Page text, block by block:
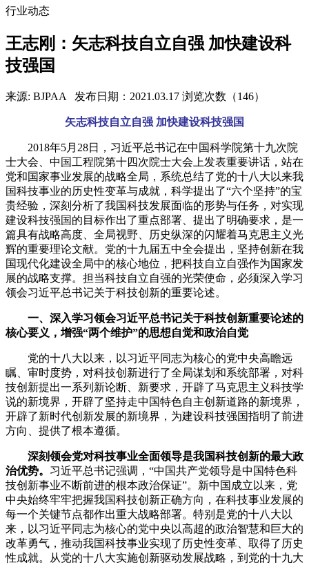
行业动态
王志刚：矢志科技自立自强 加快建设科
技强国
来源: BJPAA 发布日期：2021.03.17 浏览次数（146）
矢志科技自立自强 加快建设科技强国
2018年5月28日，习近平总书记在中国科学院第十九次院
士大会、中国工程院第十四次院士大会上发表重要讲话，站在
党和国家事业发展的战略全局，系统总结了党的十八大以来我
国科技事业的历史性变革与成就，科学提出了“六个坚持”的宝
贵经验，深刻分析了我国科技发展面临的形势与任务，对实现
建设科技强国的目标作出了重点部署、提出了明确要求，是一
篇具有战略高度、全局视野、历史纵深的闪耀着马克思主义光
辉的重要理论文献。党的十九届五中全会提出，坚持创新在我
国现代化建设全局中的核心地位，把科技自立自强作为国家发
展的战略支撑。担当科技自立自强的光荣使命，必须深入学习
领会习近平总书记关于科技创新的重要论述。
一、深入学习领会习近平总书记关于科技创新重要论述的
核心要义，增强“两个维护”的思想自觉和政治自觉
党的十八大以来，以习近平同志为核心的党中央高瞻远
瞩、审时度势，对科技创新进行了全局谋划和系统部署，对科
技创新提出一系列新论断、新要求，开辟了马克思主义科技学
说的新境界，开辟了坚持走中国特色自主创新道路的新境界，
开辟了新时代创新发展的新境界，为建设科技强国指明了前进
方向、提供了根本遵循。
深刻领会党对科技事业全面领导是我国科技创新的最大政
治优势。 习近平总书记强调，“中国共产党领导是中国特色科
技创新事业不断前进的根本政治保证”。新中国成立以来，党
中央始终牢牢把握我国科技创新正确方向，在科技事业发展的
每一个关键节点都作出重大战略部署。特别是党的十八大以
来，以习近平同志为核心的党中央以高超的政治智慧和巨大的
改革勇气，推动我国科技事业实现了历史性变革、取得了历史
性成就。从党的十八大实施创新驱动发展战略，到党的十九大